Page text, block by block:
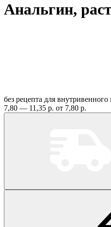
Анальгин,
без рецепта для
7,80 — 11,35 р. от 7,80 р.